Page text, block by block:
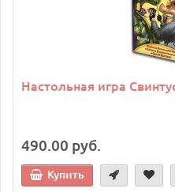
Настольная игра
490.00 руб.
Купить